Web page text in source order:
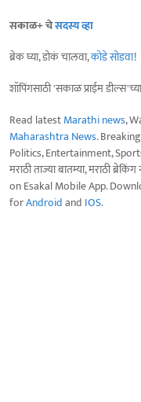
सकाळ+ चेसदस्य व्हा
ब्रेक घ्या, डोकं चालवा,कोडे सोडवा!
शॉपिंगसाठी 'सकाळ प्राईम
Read latestMarathi news,
Maharashtra News.
Politics, Entertainment,
मराठी ताज्या बातम्या, मराठी
on Esakal Mobile App.
forAndroidand IOS.